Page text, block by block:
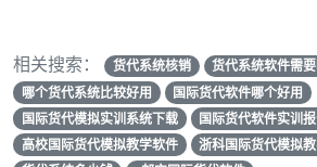
相关搜索： 货代系统核销
货代系统软件需
哪个货代系统比较好用
国际货代软件哪个好用
国际货代模拟实训系统下载
国际货代软件实训
高校国际货代模拟教学软件
浙科国际货代模拟